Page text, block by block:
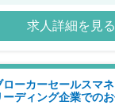
フイベントにも沿った
求人詳細を見る
ローカーセールスマ
ーディング企業での